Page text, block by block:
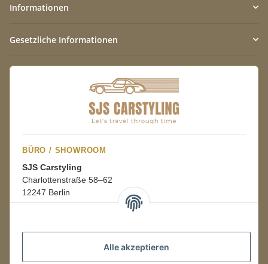
Alle akzeptieren
Informationen
Gesetzliche Informationen
BÜRO / SHOWROOM
SJS Carstyling
Charlottenstraße 58–62
12247 Berlin
08:00–16:00 Uhr